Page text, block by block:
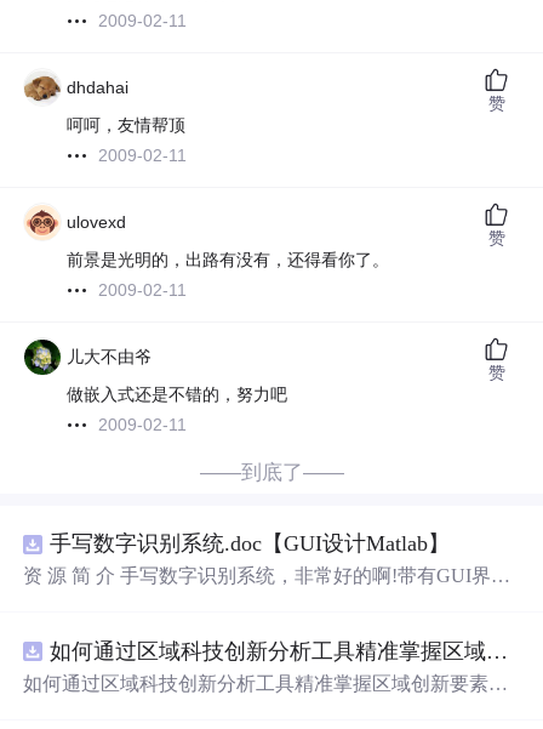
2009-02-11
dhdahai
呵呵，友情帮顶
2009-02-11
赞
ulovexd
前景是光明的，出路有没有，还得看你了。
2009-02-11
赞
儿大不由爷
做嵌入式还是不错的，努力吧
2009-02-11
赞
——到底了——
手写数字识别系统.doc【GUI设计Matlab】
资 源 简 介 手写数字识别系统，非常好的啊!带有GUI界
带有直观的图形用户界面（GUI），非常容易使用。你只
需要将手写数字输入系统，它将立即给出准确的识别结
如何通过区域科技创新分析工具精准掌握区域创新要素分布与产业链融合现状？.docx
如何通过区域科技创新分析工具精准掌握区域创新要素分